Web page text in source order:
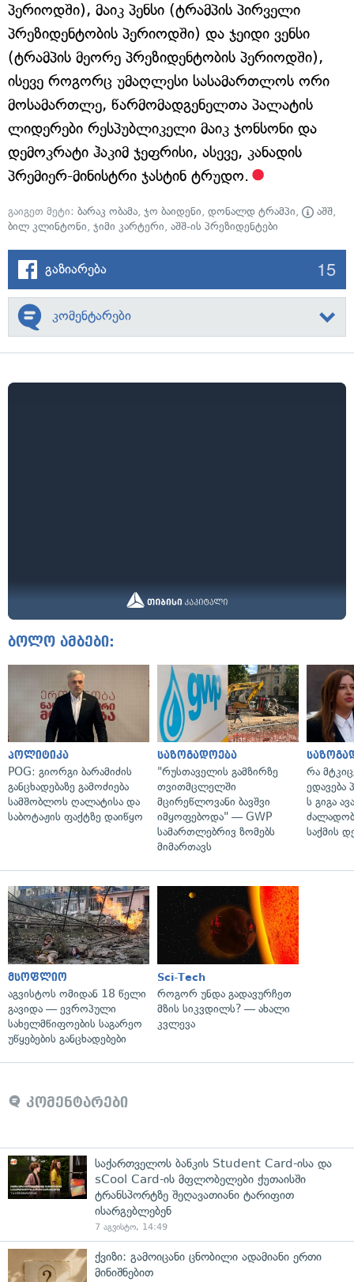
პერიოდში), მაიკ პენსი (ტრამპის პირველი
პრეზიდენტობის პერიოდში) და ჯეიდი ვენსი
(ტრამპის მეორე პრეზიდენტობის პერიოდში),
ისევე როგორც უმაღლესი სასამართლოს ორი
მოსამართლე, წარმომადგენელთა პალატის
ლიდერები რესპუბლიკელი მაიკ ჯონსონი და
დემოკრატი ჰაკიმ ჯეფრისი, ასევე, კანადის
პრემიერ-მინისტრი ჯასტინ ტრუდო.
გაიგეთ მეტი: ბარაკ ობამა, ჯო ბაიდენი, დონალდ ტრამპი, აშშ,
ბილ კლინტონი, ჯიმი კარტერი, აშშ-ის პრეზიდენტები
გაზიარება 15
კომენტარები
ბოლო ამბები:
პოლიტიკა
POG: გიორგი ბარამიძის
განცხადებაზე გამოძიება
სამშობლოს ღალატისა და
საბოტაჟის ფაქტზე დაიწყო
საზოგადოება
"რუსთაველის გამზირზე
თვითმცლელში
მცირეწლოვანი ბავშვი
იმყოფებოდა" — GWP
სამართლებრივ ზომებს
მიმართავს
რა
ედავება
ს გიგა
საქმის
მსოფლიო
აგვისტოს ომიდან 18 წელი
გავიდა — ევროპული
სახელმწიფოების საგარეო
უწყებების განცხადებები
Sci-Tech
როგორ უნდა გადავურჩეთ
მზის სიკვდილს? — ახალი
კვლევა
კომენტარები
საქართველოს ბანკის Student Card-ისა და
sCool Card-ის მფლობელები ქუთაისში
ტრანსპორტზე შეღავათიანი ტარიფით
ისარგებლებენ
7 აგვისტო, 14:49
ქვიზი: გამოიცანი ცნობილი ადამიანი ერთი
მინიშნებით